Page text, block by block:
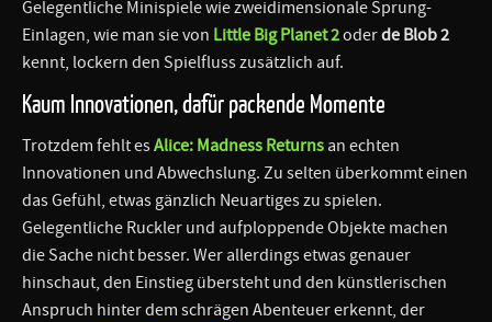
Gelegentliche Minispiele wie zweidimensionale Sprung-
Einlagen, wie man sie von Little Big Planet 2oderde Blob 2
kennt, lockern den Spielfluss zusätzlich auf.
Kaum Innovationen, dafür packende Momente
Trotzdem fehlt esAlice: Madness Returns an echten
Innovationen und Abwechslung. Zu selten überkommt einen
das Gefühl, etwas gänzlich Neuartiges zu spielen.
Gelegentliche Ruckler und aufploppende Objekte machen
die Sache nicht besser. Wer allerdings etwas genauer
hinschaut, den Einstieg übersteht und den künstlerischen
Anspruch hinter dem schrägen Abenteuer erkennt, der